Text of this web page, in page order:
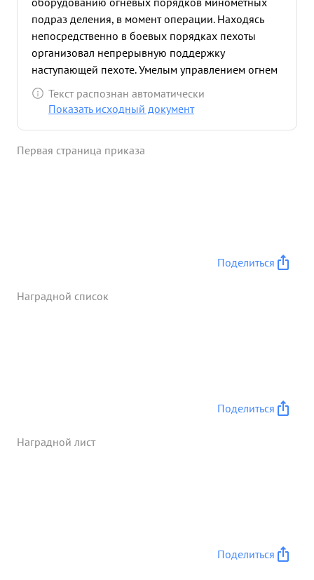
подраз деления, в момент операции. Находясь
непосредственно в боевых порядках пехоты
организовал непрерывную поддержку
наступающей пехоте. Умелым управлением огнем
полка тов. ГРИГОРИВКЕР сам лично воспретил 5
контр атак противника силой до батальона, а его
батарей, подавлено и уничтожено 60 огневых
Текст распознан автоматически
Показать исходный документ
Первая страница приказа
Поделиться
Наградной список
Поделиться
Наградной лист
Поделиться